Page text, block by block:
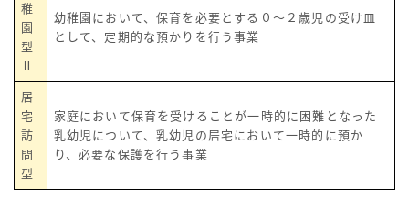
稚
園
型
Ⅱ
幼稚園において、保育を必要とする０～２歳児の受け皿
として、定期的な預かりを行う事業
居
宅
訪
問
型
家庭において保育を受けることが一時的に困難となった
乳幼児について、乳幼児の居宅において一時的に預か
り、必要な保護を行う事業